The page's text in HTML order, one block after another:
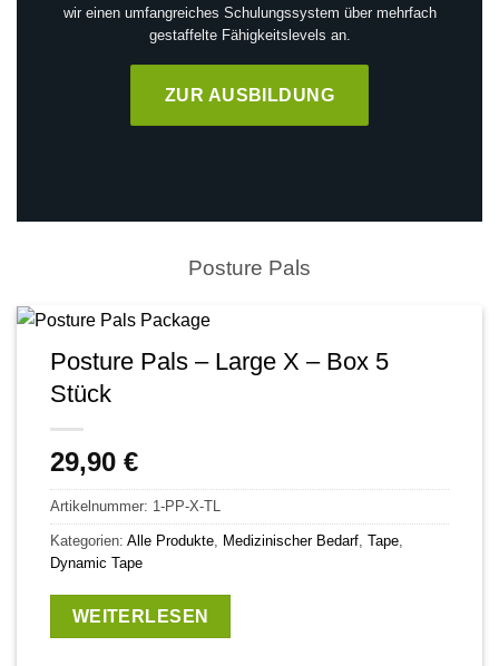
wir einen umfangreiches Schulungssystem über mehrfach
gestaffelte Fähigkeitslevels an.
ZUR AUSBILDUNG
Posture Pals
Posture Pals – Large X – Box 5
Stück
29,90 €
Artikelnummer: 1-PP-X-TL
Kategorien: Alle Produkte Medizinischer Bedarf Tape
Dynamic Tape
WEITERLESEN